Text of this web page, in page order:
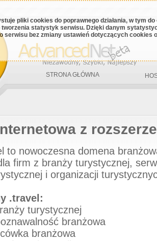
pliki cookies do poprawnego działania, w tym
statystyk serwisu. Dzięki danym
serwisu bez zmiany ustawień dotyczących cookies
STRONA GŁÓWNA
z
to nowoczesna domena
firm z branży turystycznej,
i organizacji
.travel:
turystycznej
branżowa
branżowa